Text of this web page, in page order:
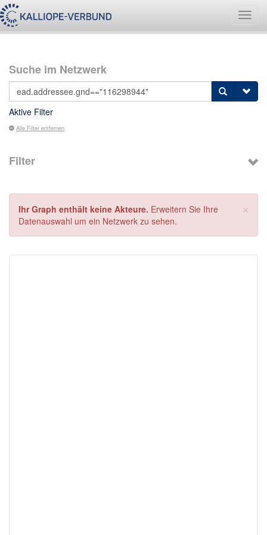
Suche im Netzwerk
Aktive Filter
Alle Filter entfernen
Filter
×
Ihr Graph enthält keine Akteure. Erweitern Sie Ihre
Datenauswahl um ein Netzwerk zu sehen.